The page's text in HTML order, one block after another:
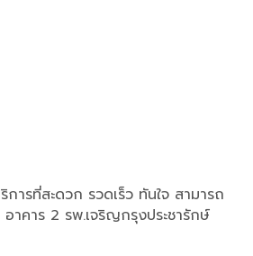
รที่สะดวก รวดเร็ว ทันใจ สามารถ
อาคาร 2 รพ.เจริญกรุงประชารักษ์